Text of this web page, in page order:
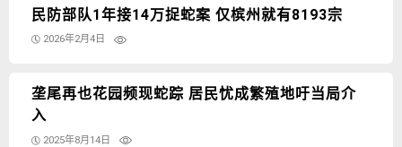
民防部队1年接14万捉蛇案 仅槟州就有8193宗
2026年2月4日
垄尾再也花园频现蛇踪 居民忧成繁殖地吁当局介
入
2025年8月14日